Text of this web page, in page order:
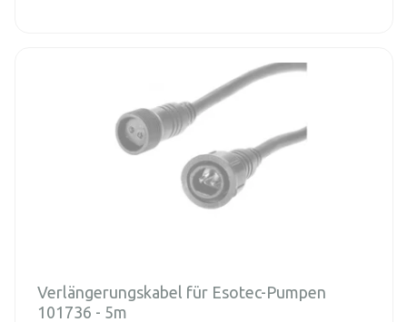
Verlängerungskabel für Esotec-Pumpen
101736 - 5m